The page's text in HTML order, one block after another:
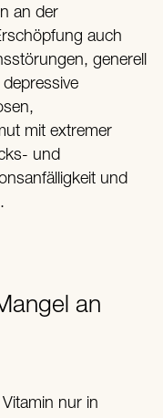
an der
auch
generell
mit extremer
und
und
an
nur in